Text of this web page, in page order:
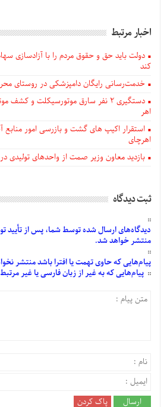
اخبار مرتبط
دولت باید حق و حقوق مردم را با آزادسازی
کند
خدمت‌رسانی رایگان دامپزشکی در روستای
دستگيری ۲ نفر سارق موتورسیکلت و
اهر
استقرار اکیپ های گشت و بازرسی امور منابع
اهرچای
بازدید معاون وزیر صمت از واحدهای تولیدی
ثبت دیدگاه
دیدگاه‌هایارسالشدهتوسط شما، پس ازتأیید
منتشر خواهد شد.
پیام‌هاییکه حاوی تهمت یا افترا باشد منتشر
پیام‌هاییکه به غیر از زبان فارسی یا غیر